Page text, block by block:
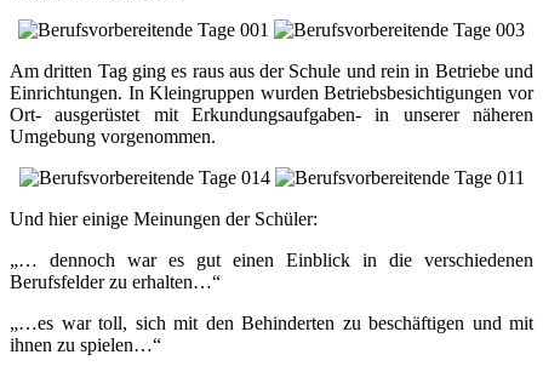
Am dritten Tag ging es raus aus der Schule und rein in Betriebe und
Einrichtungen. In Kleingruppen wurden Betriebsbesichtigungen vor
Ort- ausgerüstet mit Erkundungsaufgaben- in unserer näheren
Umgebung vorgenommen.
Und hier einige Meinungen der Schüler:
„… dennoch war es gut einen Einblick in die verschiedenen
Berufsfelder zu erhalten…“
„…es war toll, sich mit den Behinderten zu beschäftigen und mit
ihnen zu spielen…“